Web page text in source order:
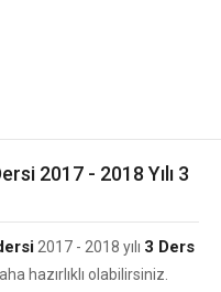
2017 - 2018 Yılı 3
2017 - 2018 yılı 3 Ders
hazırlıklı olabilirsiniz.